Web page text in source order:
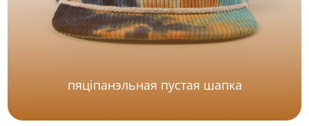
пяціпанэльная пустая шапка